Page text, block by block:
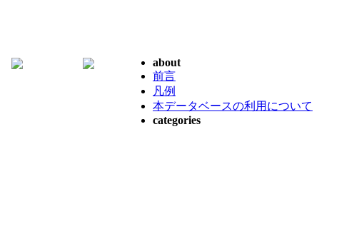
about
前言
凡例
本データベースの利用について
categories